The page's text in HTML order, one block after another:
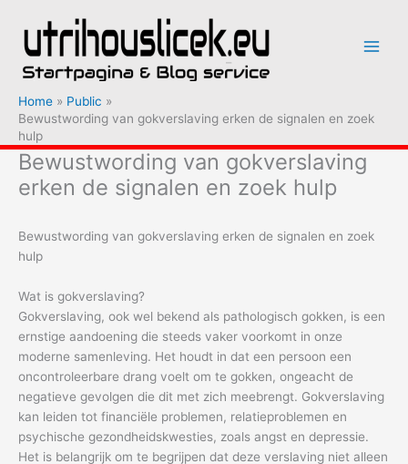
naar
inhoud
Home
Public
Bewustwording van gokverslaving erken de signalen en zoek
hulp
Bewustwording van gokverslaving
erken de signalen en zoek hulp
Bewustwording van gokverslaving erken de signalen en zoek
hulp
Wat is gokverslaving?
Gokverslaving, ook wel bekend als pathologisch gokken, is een
ernstige aandoening die steeds vaker voorkomt in onze
moderne samenleving. Het houdt in dat een persoon een
oncontroleerbare drang voelt om te gokken, ongeacht de
negatieve gevolgen die dit met zich meebrengt. Gokverslaving
kan leiden tot financiële problemen, relatieproblemen en
psychische gezondheidskwesties, zoals angst en depressie.
Het is belangrijk om te begrijpen dat deze verslaving niet alleen